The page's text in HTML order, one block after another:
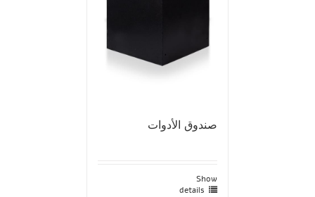
صندوق الأدوات
Show
details